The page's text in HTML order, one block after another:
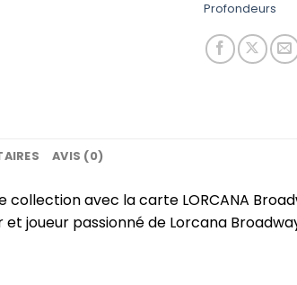
Profondeurs
AVIS (0)
avec la carte LORCANA
joueur passionné de Lorcana